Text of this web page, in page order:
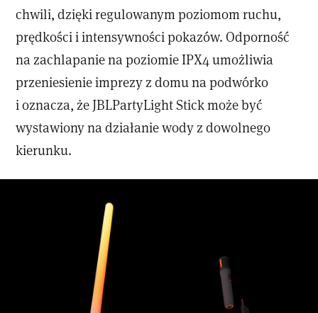
chwili, dzięki regulowanym poziomom ruchu,
prędkości i intensywności pokazów. Odporność
na zachlapanie na poziomie IPX4 umożliwia
przeniesienie imprezy z domu na podwórko
i oznacza, że JBLPartyLight Stick może być
wystawiony na działanie wody z dowolnego
kierunku.